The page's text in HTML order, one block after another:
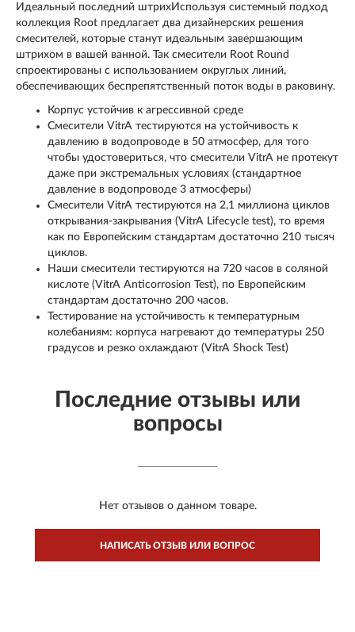
Идеальный последний штрихИспользуя системный подход
коллекция Root предлагает два дизайнерских решения
смесителей, которые станут идеальным завершающим
штрихом в вашей ванной. Так смесители Root Round
спроектированы с использованием округлых линий,
обеспечивающих беспрепятственный поток воды в раковину.
Корпус устойчив к агрессивной среде
Смесители VitrA тестируются на устойчивость к
давлению в водопроводе в 50 атмосфер, для того
чтобы удостовериться, что смесители VitrA не протекут
даже при экстремальных условиях (стандартное
давление в водопроводе 3 атмосферы)
Смесители VitrA тестируются на 2,1 миллиона циклов
открывания-закрывания (VitrA Lifecycle test), то время
как по Европейским стандартам достаточно 210 тысяч
циклов.
Наши смесители тестируются на 720 часов в соляной
кислоте (VitrA Anticorrosion Test), по Европейским
стандартам достаточно 200 часов.
Тестирование на устойчивость к температурным
колебаниям: корпуса нагревают до температуры 250
градусов и резко охлаждают (VitrA Shock Test)
Последние отзывы или
вопросы
Нет отзывов о данном товаре.
НАПИСАТЬ ОТЗЫВ ИЛИ ВОПРОС